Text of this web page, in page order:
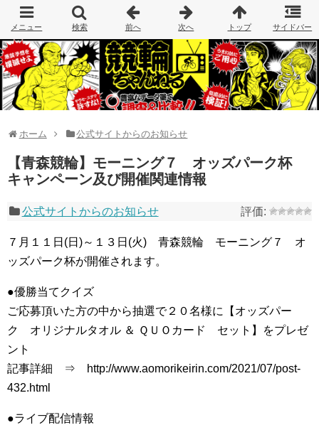
ホーム 公式サイトからのお知らせ
【青森競輪】モーニング７ オッズパーク杯
キャンペーン及び開催関連情報
公式サイトからのお知らせ
７月１１日(日)～１３日(火) 青森競輪 モーニング７ オ
ッズパーク杯が開催されます。
●優勝当てクイズ
ご応募頂いた方の中から抽選で２０名様に【オッズパー
ク オリジナルタオル ＆ ＱＵＯカード セット】をプレゼ
ント
記事詳細 ⇒ http://www.aomorikeirin.com/2021/07/post-
432.html
●ライブ配信情報